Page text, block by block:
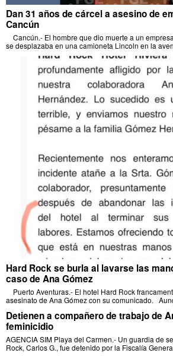
Dan 31 años de cárcel a asesino de
Cancún
Cancún.- El hombre que dio muerte a un
se desplazaba en una camioneta Lincoln en la
Hard Rock se burla al lavarse las
caso de Ana Gómez
Puerto Aventuras.- El hotel Hard Rock
asesinato de Ana Gómez con su comunicado.
Detienen a compañero de trabajo de
feminicidio
AGENCIA SIM Playa del Carmen.- Un guardia de
Rock, Carlos G., fue detenido por la Fiscalía